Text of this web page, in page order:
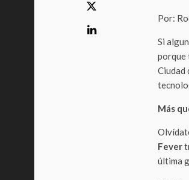
Por:
Si
porque
Ciudad
Más
Fever
última